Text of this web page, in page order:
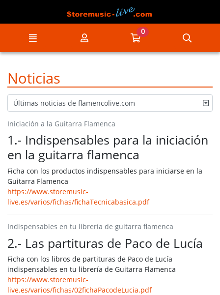
Ir a mi compra
0
Noticias
Últimas noticias de flamencolive.com
Iniciación a la Guitarra Flamenca
1.- Indispensables para la iniciación
en la guitarra flamenca
Ficha con los productos indispensables para iniciarse en la
Guitarra Flamenca
https://www.storemusic-
live.es/varios/fichas/fichaTecnicabasica.pdf
Indispensables en tu librería de guitarra flamenca
2.- Las partituras de Paco de Lucía
Ficha con los libros de partituras de Paco de Lucía
indispensables en tu librería de Guitarra Flamenca
https://www.storemusic-
live.es/varios/fichas/02fichaPacodeLucia.pdf